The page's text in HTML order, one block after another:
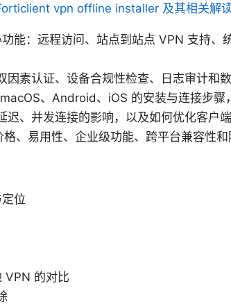
vpn offline installer 及其相关解
能：远程访问、站点到站点 VPN 支持、
因素认证、设备合规性检查、日志审计和数
、Android、iOS 的安装与连接步骤
迟、并发连接的影响，以及如何优化客户
、易用性、企业级功能、跨平台兼容性和
位
VPN 的对比